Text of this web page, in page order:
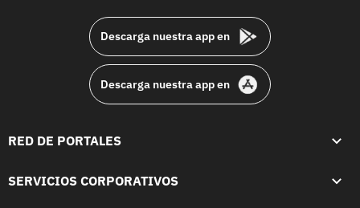
Descarga nuestra app en
Descarga nuestra app en
RED DE PORTALES
SERVICIOS CORPORATIVOS